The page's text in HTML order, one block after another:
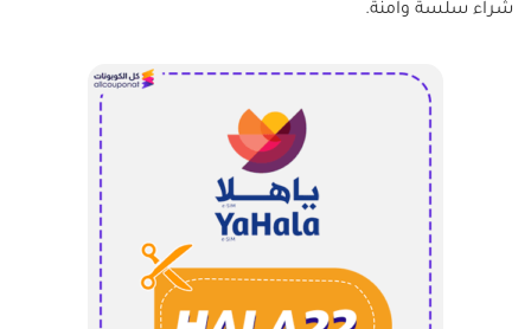
شراء سلسة وآمنة.